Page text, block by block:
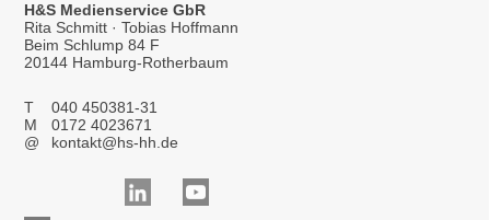
H&S Medienservice GbR
Rita Schmitt · Tobias Hoffmann
Beim Schlump 84 F
20144 Hamburg-Rotherbaum
T
040 450381-31
M
0172 4023671
@
kontakt@hs-hh.de